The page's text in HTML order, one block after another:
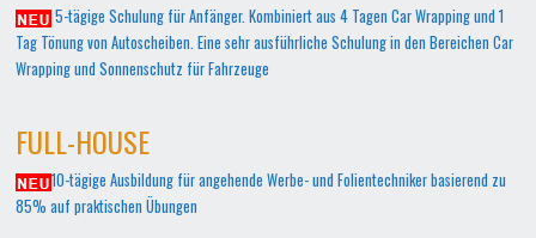
5-tägige Schulung für Anfänger. Kombiniert aus 4 Tagen Car Wrapping und 1
Tag Tönung von Autoscheiben. Eine sehr ausführliche Schulung in den Bereichen Car
Wrapping und Sonnenschutz für Fahrzeuge
FULL-HOUSE
10-tägige Ausbildung für angehende Werbe- und Folientechniker basierend zu
85% auf praktischen Übungen